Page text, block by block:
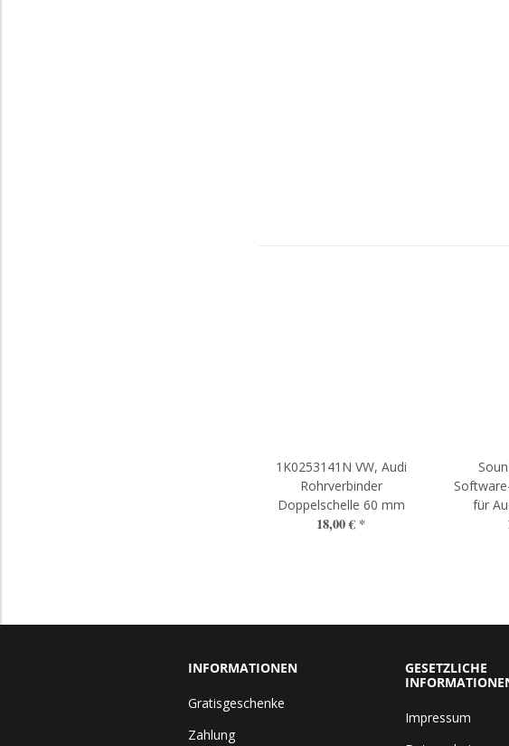
1K0253141N VW, Audi
Rohrverbinder
Doppelschelle 60 mm
18,00 € *
für
INFORMATIONEN
Gratisgeschenke
Zahlung
GESETZLICHE
Impressum